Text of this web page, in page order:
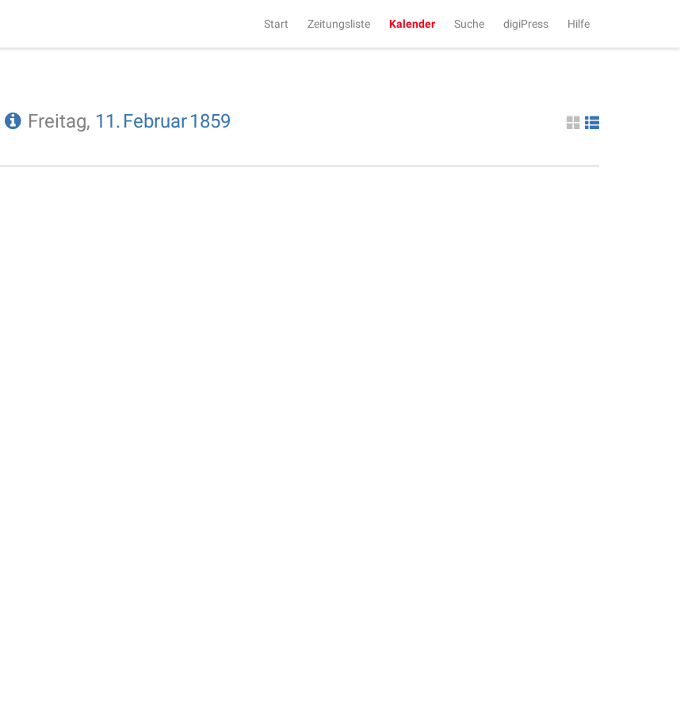
Start Zeitungsliste Kalender Suche digiPress Hilfe
Freitag, 11. Februar1859